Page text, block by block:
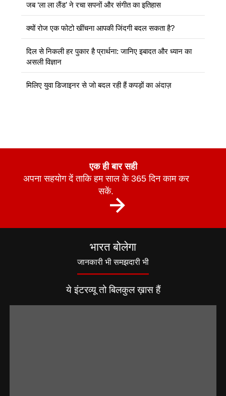
जब ‘ला ला लैंड’ ने रचा सपनों और संगीत का इतिहास
क्यों रोज एक फोटो खींचना आपकी जिंदगी बदल सकता है?
दिल से निकली हर पुकार है प्रार्थना: जानिए इबादत और ध्यान का
असली विज्ञान
मिलिए युवा डिजाइनर से जो बदल रही हैं कपड़ों का अंदाज़
एक ही बार सही
अपना सहयोग दें ताकि हम साल के 365 दिन काम कर
सकें.
भारत बोलेगा
जानकारी भी समझदारी भी
ये इंटरव्यू तो बिलकुल ख़ास हैं